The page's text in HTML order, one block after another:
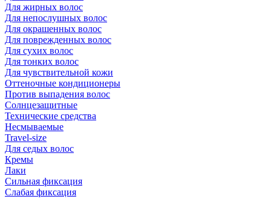
Для жирных волос
Для непослушных волос
Для окрашенных волос
Для поврежденных волос
Для сухих волос
Для тонких волос
Для чувствительной кожи
Оттеночные кондиционеры
Против выпадения волос
Солнцезащитные
Технические средства
Несмываемые
Travel-size
Для седых волос
Кремы
Лаки
Сильная фиксация
Слабая фиксация